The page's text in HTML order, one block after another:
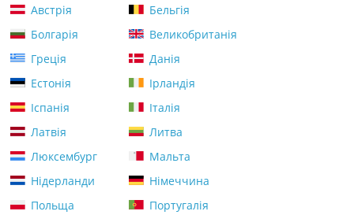
Австрія
Бельгія
Болгарія
Великобританія
Греція
Данія
Естонія
Ірландія
Іспанія
Італія
Латвія
Литва
Люксембург
Мальта
Нідерланди
Німеччина
Польща
Португалія